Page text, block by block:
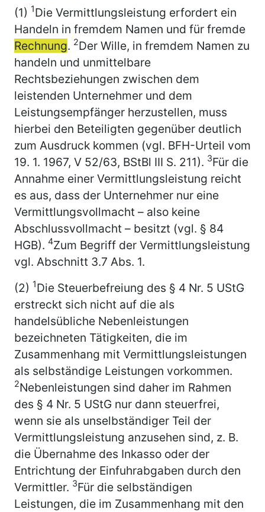
(1) 1Die Vermittlungsleistung erfordert ein
Handeln in fremdem Namen und für fremde
Rechnung. 2Der Wille, in fremdem Namen zu
handeln und unmittelbare
Rechtsbeziehungen zwischen dem
leistenden Unternehmer und dem
Leistungsempfänger herzustellen, muss
hierbei den Beteiligten gegenüber deutlich
zum Ausdruck kommen (vgl. BFH-Urteil vom
19. 1. 1967, V 52/63, BStBl III S. 211). 3Für die
Annahme einer Vermittlungsleistung reicht
es aus, dass der Unternehmer nur eine
Vermittlungsvollmacht – also keine
Abschlussvollmacht – besitzt (vgl. § 84
HGB). 4Zum Begriff der Vermittlungsleistung
vgl. Abschnitt 3.7 Abs. 1.
(2) 1Die Steuerbefreiung des § 4 Nr. 5 UStG
erstreckt sich nicht auf die als
handelsübliche Nebenleistungen
bezeichneten Tätigkeiten, die im
Zusammenhang mit Vermittlungsleistungen
als selbständige Leistungen vorkommen.
2Nebenleistungen sind daher im Rahmen
des § 4 Nr. 5 UStG nur dann steuerfrei,
wenn sie als unselbständiger Teil der
Vermittlungsleistung anzusehen sind, z. B.
die Übernahme des Inkasso oder der
Entrichtung der Einfuhrabgaben durch den
Vermittler. 3Für die selbständigen
Leistungen, die im Zusammenhang mit den